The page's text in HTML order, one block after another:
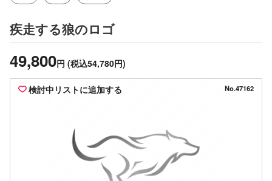
疾走する狼のロゴ
49,800円 (税込54,780円)
検討中リストに追加する No.47162